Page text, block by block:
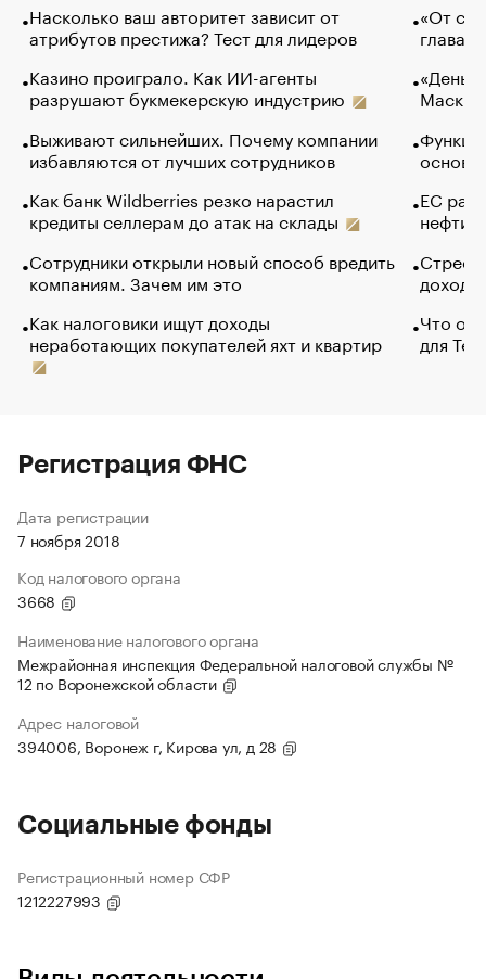
Насколько ваш авторитет зависит от
атрибутов престижа? Тест для лидеров
Казино проиграло. Как ИИ-агенты
разрушают букмекерскую индустрию
Выживают сильнейших. Почему компании
избавляются от лучших сотрудников
Как банк Wildberries резко нарастил
кредиты селлерам до атак на склады
Сотрудники открыли новый способ вредить
компаниям. Зачем им это
Как налоговики ищут доходы
неработающих покупателей яхт и квартир
«От
глава
Маск в
основ
ЕС
нефти
Что
для
Регистрация ФНС
Дата регистрации
7 ноября 2018
Код налогового органа
3668
Наименование налогового органа
Межрайонная инспекция Федеральной налоговой службы №
12 по Воронежской области
Адрес налоговой
394006, Воронеж г, Кирова ул, д 28
Социальные фонды
Регистрационный номер СФР
1212227993